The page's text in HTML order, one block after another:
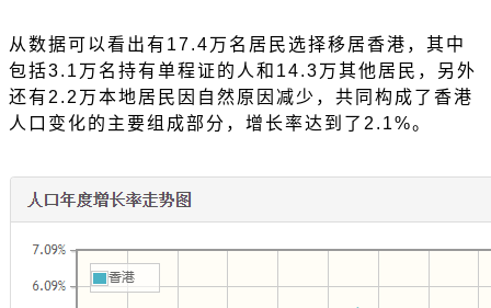
从数据可以看出有 17.4万名居民选择移居香港，其中
包括3.1万名持有单程证的人和14.3万其他居民，另外
还有2.2万本地居民因自然原因减少，共同构成了香港
人口变化的主要组成部分，增长率达到了2.1%。